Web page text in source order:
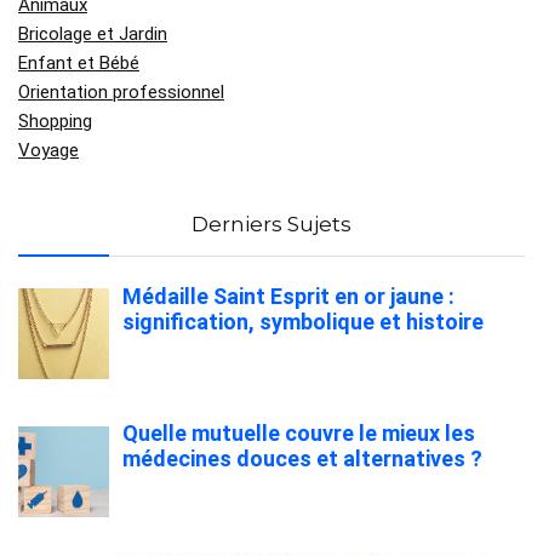
Animaux
Bricolage et Jardin
Enfant et Bébé
Orientation professionnel
Shopping
Voyage
Derniers Sujets
Médaille Saint Esprit en or jaune :
signification, symbolique et histoire
Quelle mutuelle couvre le mieux les
médecines douces et alternatives ?